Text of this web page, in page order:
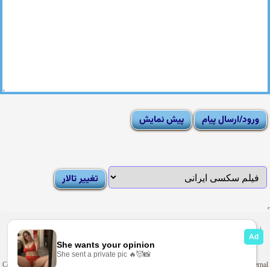
Moderator List |
Sexy Pictures Archive
Adult Forums
Copyright © 2009-2025 . Looti Forums is not responsible for the content of external